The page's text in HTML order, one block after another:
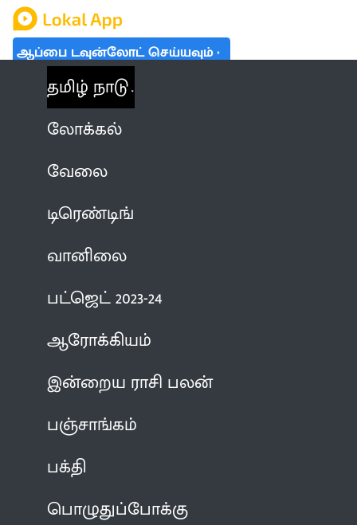
ஆப்பை டவுன்லோட் செய்யவும்
தமிழ் நாடு
லோக்கல்
வேலை
டிரெண்டிங்
வானிலை
பட்ஜெட் 2023-24
ஆரோக்கியம்
இன்றைய ராசி பலன்
பஞ்சாங்கம்
பக்தி
பொழுதுப்போக்கு